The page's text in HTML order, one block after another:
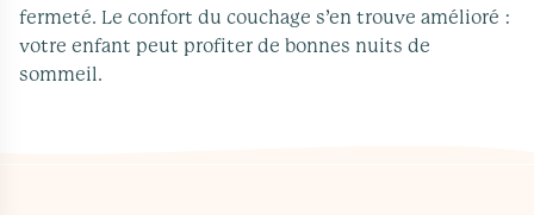
fermeté. Le confort du couchage s’en trouve amélioré :
votre enfant peut profiter de bonnes nuits de
sommeil.